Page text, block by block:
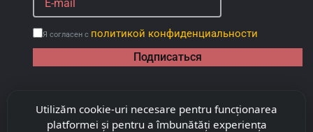
Utilizăm cookie-uri necesare pentru funcționarea
platformei și pentru a îmbunătăți experiența
Я согласен с политикой конфиденциальности
Подписаться